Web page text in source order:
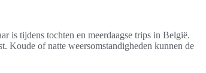
is tijdens tochten en meerdaagse trips in België.
Koude of natte weersomstandigheden kunnen de